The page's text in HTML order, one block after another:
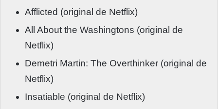
Afflicted (original de Netflix)
All About the Washingtons (original de
Netflix)
Demetri Martin: The Overthinker (original de
Netflix)
Insatiable (original de Netflix)